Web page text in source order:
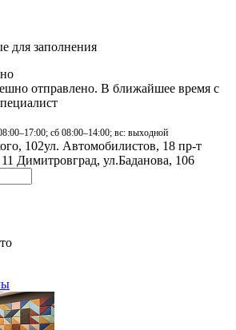
для заполнения
отправлено. В ближайшее время с
сб 08:00–14:00; вс: выходной
102ул. Автомобилистов, 18 пр-т
Димитровград, ул.Баданова, 106